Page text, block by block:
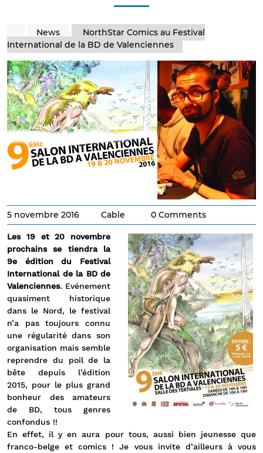
News
NorthStar Comics au Festival
International de la BD de Valenciennes
5 novembre 2016 Cable 0 Comments
Les 19 et 20 novembre
prochains se tiendra la
9e édition du Festival
International de la BD de
Valenciennes. Evénement
quasiment historique
dans le Nord, le festival
n’a pas toujours connu
une régularité dans son
organisation mais semble
reprendre du poil de la
bête depuis l’édition
2015, pour le plus grand
bonheur des amateurs
de BD, tous genres
confondus !!
En effet, il y en aura pour tous, aussi bien jeunesse que
franco-belge et comics ! Je vous invite d’ailleurs à vous